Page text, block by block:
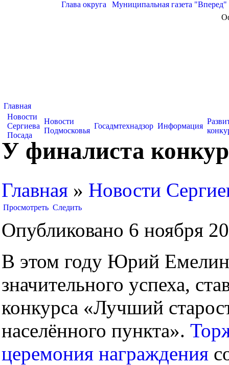
Глава округа Муниципальная газета "Вперед"
Главная
Новости
Сергиева
Посада
Новости
Подмосковья
Госадмтехнадзор Информация
У финалиста
Главная » Новости
Просмотреть Следить
Опубликовано 6 ноября
В этом году Юрий Емелин
значительного успеха,
конкурса «Лучший
населённого пункта».
церемония награждения